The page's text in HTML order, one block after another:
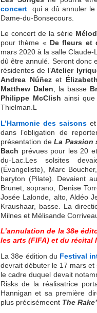
concert
qui a dû annuler
Dame-du-Bonsecours.
Le concert de la série
pour thème « De fleurs et
mars 2020 à la salle
dû être annulé. Seront donc
résidentes de l’Atelier
Andrea Núñezet
Matthew Dalen , la basse
Philippe McClish ainsi
Thielman.L
L’Harmonie des saisons
dans l’obligation de
présentation deLa Passion
Bach prévues pour les 20
du-Lac.Les solsites
(Évangeliste), Marc
baryton (Pilate). Devaient
Brunet, soprano, Denise
Josée Lalonde, alto, Aldéo
Kraushaar, basse. La
Milnes et Mélisande
L’annulation de la 38e
les arts (FIFA) et du récital
La 38e édition du Festival
devrait débuter le 17 mars et
le cadre duquel devait
Risks de la réalisatrice
Hannigan et sa première
plus précisémeent The